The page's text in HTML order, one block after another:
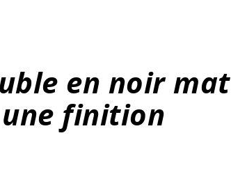
en noir mat
finition